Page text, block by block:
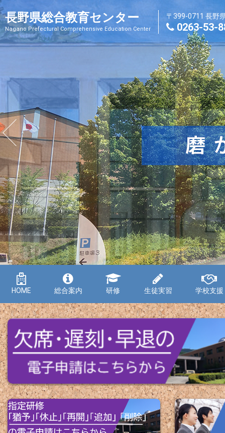
長野県総合教育センター
Nagano Prefectural Comprehensive Education Center
〒399-0711 長野
0263-53-
HOME 総合案内 研修 生徒実習 学校支援